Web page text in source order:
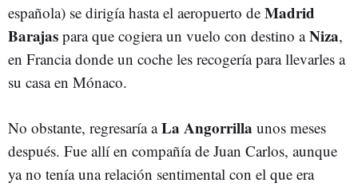
española) se dirigía hasta el aeropuerto de Madrid
Barajas para que cogiera un vuelo con destino aNiza,
en Francia donde un coche les recogería para llevarles a
su casa en Mónaco.
No obstante, regresaría aLa Angorrilla unos meses
después. Fue allí en compañía de Juan Carlos, aunque
ya no tenía una relación sentimental con el que era